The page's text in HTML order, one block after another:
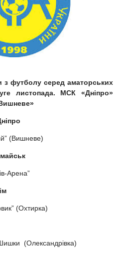
з футболу серед аматорських
листопада. МСК «Дніпро»
(Вишневе)
Арена”
(Охтирка)
(Олександрівка)